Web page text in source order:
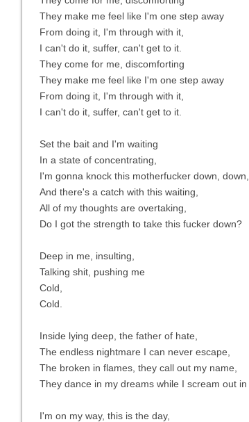
They make me feel like I'm one step away
From doing it, I'm through with it,
I can't do it, suffer, can't get to it.
They come for me, discomforting
They make me feel like I'm one step away
From doing it, I'm through with it,
I can't do it, suffer, can't get to it.
Set the bait and I'm waiting
In a state of concentrating,
I'm gonna knock this motherfucker down,
And there's a catch with this waiting,
All of my thoughts are overtaking,
Do I got the strength to take this fucker down?
Deep in me, insulting,
Talking shit, pushing me
Cold,
Cold.
Inside lying deep, the father of hate,
The endless nightmare I can never escape,
The broken in flames, they call out my name,
They dance in my dreams while I scream out in
I'm on my way, this is the day,